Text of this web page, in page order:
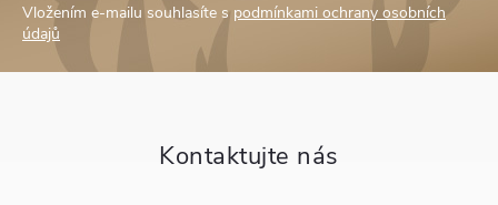
pVložením e-mailu souhlasíte s podmínkami ochrany osobních
údajů